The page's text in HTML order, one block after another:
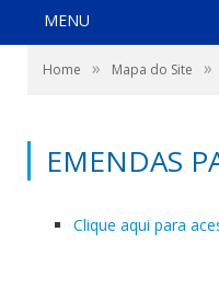
MENU
Home » Mapa do Site »
EMENDAS
Clique aqui para